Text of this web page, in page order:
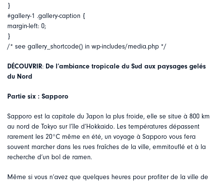
}
#gallery-1 .gallery-caption {
margin-left: 0;
}
/* see gallery_shortcode() in wp-includes/media.php */
DÉCOUVRIR: De l’ambiance tropicale du Sud aux paysages gelés
du Nord
Partie six : Sapporo
Sapporo est la capitale du Japon la plus froide, elle se situe à 800 km
au nord de Tokyo sur l’île d’Hokkaido. Les températures dépassent
rarement les 20°C même en été, un voyage à Sapporo vous fera
souvent marcher dans les rues fraîches de la ville, emmitouflé et à la
recherche d’un bol de ramen.
Même si vous n’avez que quelques heures pour profiter de la ville de